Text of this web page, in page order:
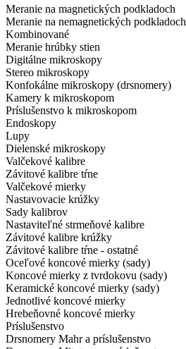
Meranie na magnetických podkladoch
Meranie na nemagnetických podkladoch
Kombinované
Meranie hrúbky stien
Digitálne mikroskopy
Stereo mikroskopy
Konfokálne mikroskopy (drsnomery)
Kamery k mikroskopom
Príslušenstvo k mikroskopom
Endoskopy
Lupy
Dielenské mikroskopy
Valčekové kalibre
Závitové kalibre tŕne
Valčekové mierky
Nastavovacie krúžky
Sady kalibrov
Nastaviteľné strmeňové kalibre
Závitové kalibre krúžky
Závitové kalibre tŕne - ostatné
Oceľové koncové mierky (sady)
Koncové mierky z tvrdokovu (sady)
Keramické koncové mierky (sady)
Jednotlivé koncové mierky
Hrebeňovné koncové mierky
Príslušenstvo
Drsnomery Mahr a príslušenstvo